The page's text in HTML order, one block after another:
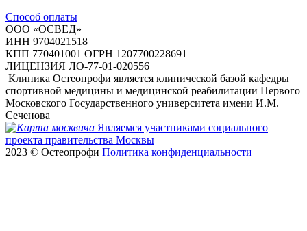
Способ оплаты
ООО «ОСВЕД»
ИНН 9704021518
КПП 770401001 ОГРН 1207700228691
ЛИЦЕНЗИЯ ЛО-77-01-020556
Клиника Остеопрофи является клинической базой кафедры
спортивной медицины и медицинской реабилитации Первого
Московского Государственного университета имени И.М.
Сеченова
Являемся участниками социального
проекта правительства Москвы
2023 © Остеопрофи Политика конфиденциальности